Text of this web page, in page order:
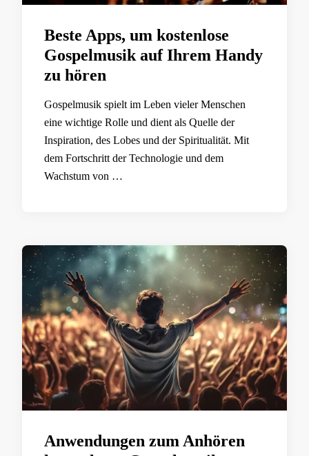
Beste Apps, um kostenlose
Gospelmusik auf Ihrem Handy
zu hören
Gospelmusik spielt im Leben vieler Menschen
eine wichtige Rolle und dient als Quelle der
Inspiration, des Lobes und der Spiritualität. Mit
dem Fortschritt der Technologie und dem
Wachstum von …
Anwendungen zum Anhören